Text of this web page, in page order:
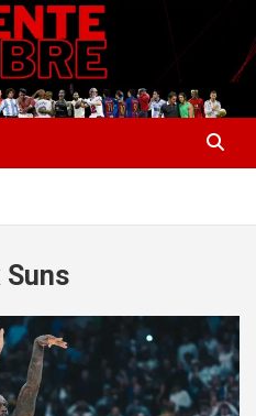
deportivo.
Suns